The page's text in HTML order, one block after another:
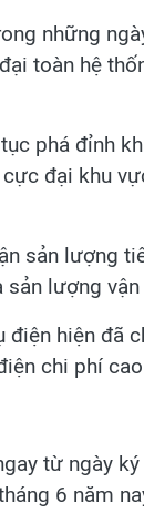
những
toàn hệ
phá đỉnh
đại khu
sản lượng
lượng vận
hiện đã
chi phí
từ ngày
6 năm